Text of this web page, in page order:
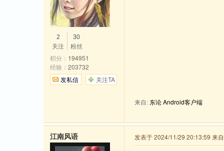
来自:东论 Android客户端
2
关注
30
粉丝
积分： 194951
经验： 203732
发私信
关注TA
发表于 2024/11/29 20:13:59 来
江南风语